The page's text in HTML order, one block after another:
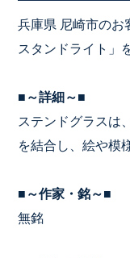
兵庫県 尼崎市のお
スタンドライト」
■ ～詳細～■
ステンドグラスは
を結合し、絵や模
■～作家・銘～■
無銘